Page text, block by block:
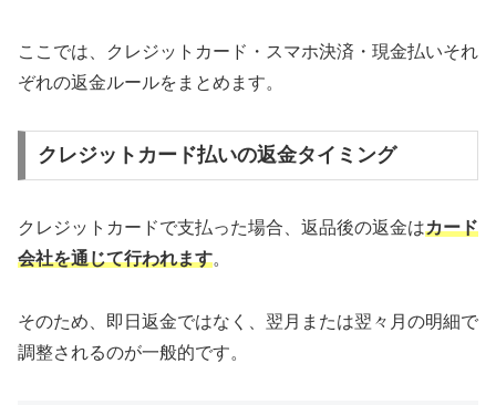
ここでは、クレジットカード・スマホ決済・現金払いそれ
ぞれの返金ルールをまとめます。
クレジットカード払いの返金タイミング
クレジットカードで支払った場合、返品後の返金はカード
会社を通じて行われます。
そのため、即日返金ではなく、翌月または翌々月の明細で
調整されるのが一般的です。